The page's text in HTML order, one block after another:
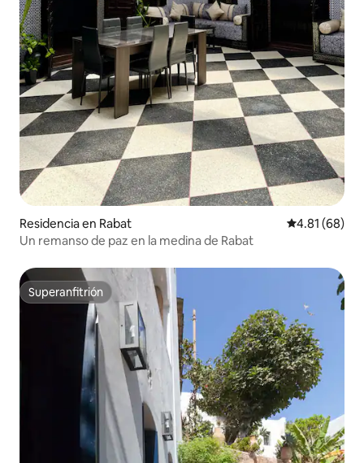
Residencia en Rabat Calificación
4.81 (68)
Un remanso de paz en la medina de Rabat
Superanfitrión
Superanfitrión